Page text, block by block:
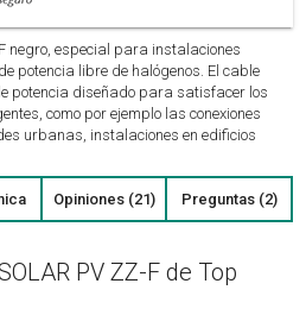
negro, especial para instalaciones
potencia libre de halógenos. El cable
potencia diseñado para satisfacer los
como por ejemplo las conexiones
urbanas, instalaciones en edificios
Opiniones (21) Preguntas (2)
PV ZZ-F de Top